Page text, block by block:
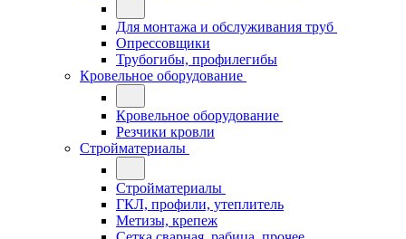
Для монтажа и обслуживания труб
Опрессовщики
Трубогибы, профилегибы
Кровельное оборудование
Кровельное оборудование
Резчики кровли
Стройматериалы
Стройматериалы
ГКЛ, профили, утеплитель
Метизы, крепеж